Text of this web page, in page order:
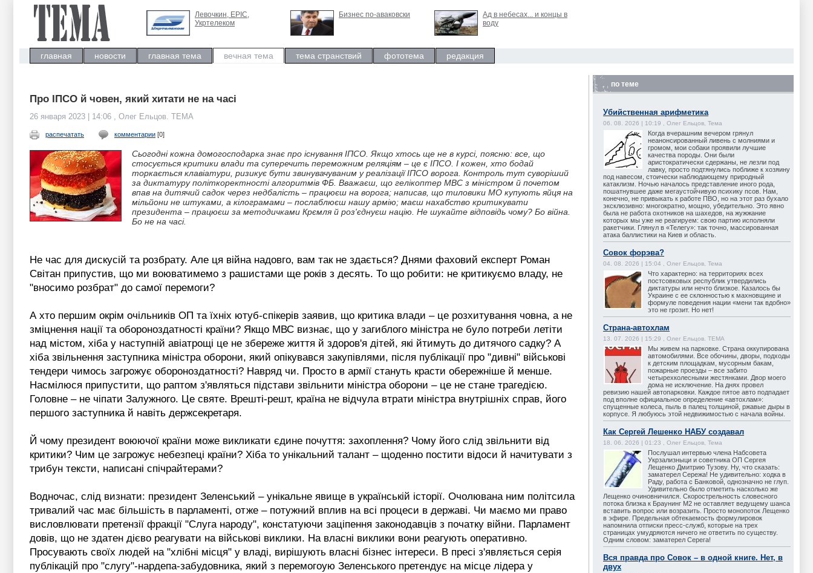
Левочкин, ЕРIC,
Укртелеком
Бизнес по-аваковски
Ад в небесах... и концы в
воду
главная новости главная тема вечная тема тема странствий фототема редакция
Про ІПСО й човен, який хитати не на часі
26 января 2023 | 14:06 , Олег Ельцов. ТЕМА
распечатать комментарии [0]
Сьогодні кожна домогосподарка знає про існування ІПСО. Якщо хтось ще не в курсі, поясню: все, що
стосується критики влади та суперечить переможним реляціям – це є ІПСО. І кожен, хто бодай
торкається клавіатури, ризикує бути звинувачуваним у реалізації ІПСО ворога. Контроль тут суворіший
за диктатуру політкоректності алгоритмів ФБ. Вважаєш, що гелікоптер МВС з міністром й почетом
впав на дитячий садок через недбалість – працюєш на ворога; написав, що тиловики МО купують яйця на
мільйони не штуками, а кілограмами – послаблюєш нашу армію; маєш нахабство критикувати
президента – працюєш за методичками Крємля й роз'єднуєш націю. Не шукайте відповідь чому? Бо війна.
Бо не на часі.
Не час для дискусій та розбрату. Але ця війна надовго, вам так не здається? Днями фаховий експерт Роман
Світан припустив, що ми воюватимемо з рашистами ще років з десять. То що робити: не критикуємо владу, не
"вносимо розбрат" до самої перемоги?
А хто першим окрім очільників ОП та їхніх ютуб-спікерів заявив, що критика влади – це розхитування човна, а не
зміцнення нації та обороноздатності країни? Якщо МВС визнає, що у загиблого міністра не було потреби летіти
над містом, хіба у наступній авіатрощі це не збереже життя й здоров'я дітей, які йтимуть до дитячого садку? А
хіба звільнення заступника міністра оборони, який опікувався закупівлями, після публікації про "дивні" військові
тендери чимось загрожує обороноздатності? Навряд чи. Просто в армії стануть красти обережніше й менше.
Насмілюся припустити, що раптом з'являться підстави звільнити міністра оборони – це не стане трагедією.
Головне – не чіпати Залужного. Це святе. Врешті-решт, країна не відчула втрати міністра внутрішніх справ, його
першого заступника й навіть держсекретаря.
Й чому президент воюючої країни може викликати єдине почуття: захоплення? Чому його слід звільнити від
критики? Чим це загрожує небезпеці країни? Хіба то унікальний талант – щоденно постити відоси й начитувати з
трибун тексти, написані спічрайтерами?
Водночас, слід визнати: президент Зеленський – унікальне явище в українській історії. Очолювана ним політсила
тривалий час має більшість в парламенті, отже – потужний вплив на всі процеси в державі. Чи маємо ми право
висловлювати претензії фракції "Слуга народу", констатуючи заціпення законодавців з початку війни. Парламент
довів, що не здатен дієво реагувати на військові виклики. На власні виклики вони реагують оперативно.
Просувають своїх людей на "хлібні місця" у владі, вирішують власні бізнес інтереси. В пресі з'являється серія
публікацій про "слугу"-нардепа-забудовника, який з перемогоую Зеленського претендує на місце лідера у
по теме
Убийственная арифметика
06. 08. 2026 | 10:19 , Олег Ельцов, Тема
Когда вчерашним вечером грянул
неанонсированный ливень с молниями и
громом, мои собаки проявили лучшие
качества породы. Они были
аристократически сдержаны, не лезли под
лавку, просто подтянулись поближе к хозяину
под навесом, стоически наблюдающему природный
катаклизм. Ночью началось представление иного рода,
пошатнувшее даже мегаустойчивую психику псов. Нам,
конечно, не привыкать к работе ПВО, но на этот раз бухало
эксклюзивно: многократно, мощно, убедительно. Это явно
была не работа охотников на шахедов, на жужжание
которых мы уже не реагируем: свою партию исполняли
ракетчики. Глянул в «Телегу»: так точно, массированная
атака баллистики на Киев и область.
Совок форэва?
04. 08. 2026 | 15:04 , Олег Ельцов, Тема
Что характерно: на территориях всех
постсовковых республик утвердились
диктатуры или нечто близкое. Казалось бы
Украине с ее склонностью к махновщине и
формуле поведения нации «мени так вдобно»
это не грозит. Но нет!
Страна-автохлам
13. 07. 2026 | 15:29 , Олег Ельцов. ТЕМА
Мы живем на парковке. Страна оккупирована
автомобилями. Все обочины, дворы, подходы
к детским площадкам, мусорным бакам,
пожарные проезды – все забито
четырехколесными жестянками. Двор моего
дома не исключение. На днях провел
ревизию нашей автопарковки. Каждое пятое авто подпадает
под вполне официальное определение «автохлам»:
спущенные колеса, пыль в палец толщиной, ржавые дыры в
корпусе. Я любуюсь этой недвижимостью с начала войны.
Как Сергей Лешенко НАБУ создавал
18. 06. 2026 | 01:23 , Олег Ельцов, Тема
Послушал интервью члена Набсовета
Укрзализныци и советника ОП Сергея
Лещенко Дмитрию Тузову. Ну, что сказать:
заматерел Сережа! Не удивительно: ходка в
Раду, работа с Банковой, однозначно не глуп.
Удивительно было отметить насколько же
Лещенко очиновничился. Скорострельность словесного
потока близка к Браунинг М2 не оставляет ведущему шанса
вставить вопрос или возразить. Просто монопоток Лещенко
в эфире. Предельная обтекаемость формулировок
напомнила отписки пресс-служб, которые на трех
страницах умудряются ничего не ответить по существу.
Одним словом: заматерел Серега!
Вся правда про Совок – в одной книге. Нет, в
двух